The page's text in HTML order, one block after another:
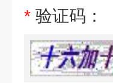
* 验证码：